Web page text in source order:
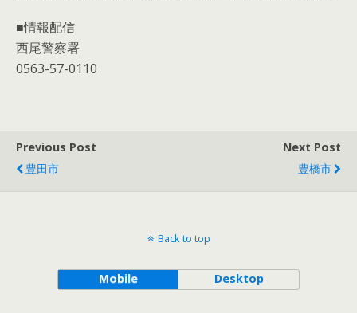
■情報配信
西尾警察署
0563-57-0110
Previous Post
豊田市
Next Post
豊橋市
Back to top
Mobile Desktop